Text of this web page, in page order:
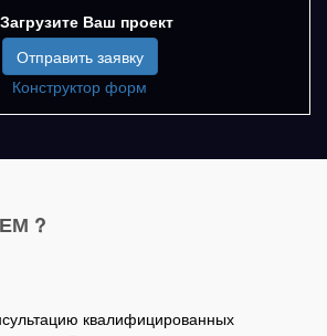
Загрузите Ваш проект
Конструктор форм
?
квалифицированных